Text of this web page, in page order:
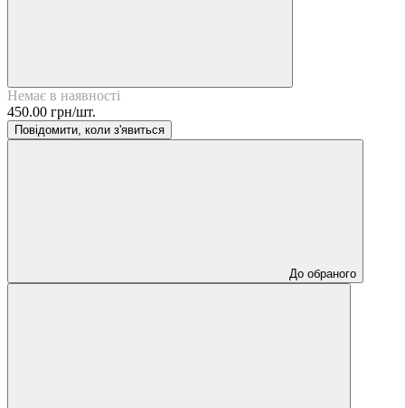
Немає в наявності
450.00 грн/шт.
Повідомити, коли з'явиться
До обраного